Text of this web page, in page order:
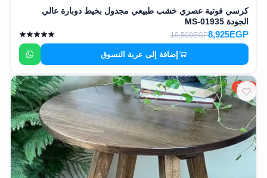
كرسي فوتية عصري خشب طبيعي مجدول بخيط دوبارة عالي
الجودة MS-01935
8,925EGP
10,500EGP
إضافة إلى عربة التسوق
15%